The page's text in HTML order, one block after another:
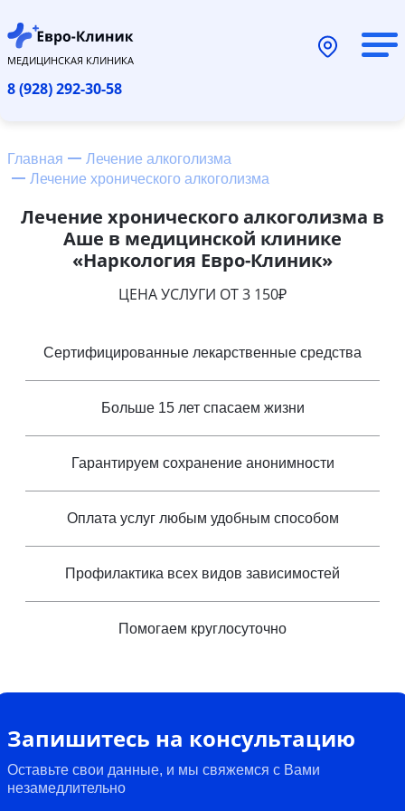
МЕДИЦИНСКАЯ КЛИНИКА
8 (928) 292-30-58
Главная
Лечение алкоголизма
Лечение хронического алкоголизма
Лечение хронического алкоголизма в
Аше в медицинской клинике
«Наркология Евро-Клиник»
ЦЕНА УСЛУГИ ОТ 3 150₽
Сертифицированные лекарственные средства
Больше 15 лет спасаем жизни
Гарантируем сохранение анонимности
Оплата услуг любым удобным способом
Профилактика всех видов зависимостей
Помогаем круглосуточно
Запишитесь на консультацию
Оставьте свои данные, и мы свяжемся с Вами
незамедлительно